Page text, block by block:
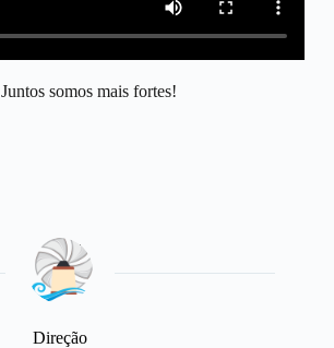
Juntos somos mais fortes!
Direção